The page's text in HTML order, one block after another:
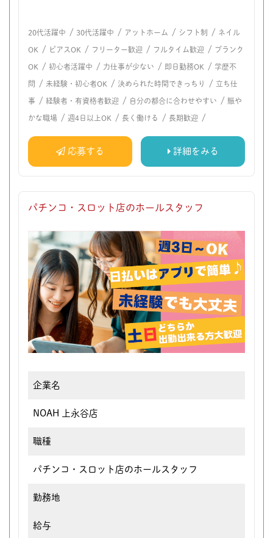
20代活躍中 / 30代活躍中 / アットホーム / シフト制 / ネイル
OK / ピアスOK / フリーター歓迎 / フルタイム歓迎 / ブランク
OK / 初心者活躍中 / 力仕事が少ない / 即日勤務OK / 学歴不
問 / 未経験・初心者OK / 決められた時間できっちり / 立ち仕
事 / 経験者・有資格者歓迎 / 自分の都合に合わせやすい / 賑や
かな職場 / 週4日以上OK / 長く働ける / 長期歓迎 /
応募する 詳細をみる
パチンコ・スロット店のホールスタッフ
企業名
NOAH 上永谷店
職種
パチンコ・スロット店のホールスタッフ
勤務地
給与